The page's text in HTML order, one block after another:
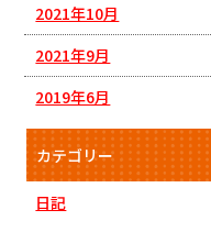
2021年10月
2021年9月
2019年6月
カテゴリー
日記